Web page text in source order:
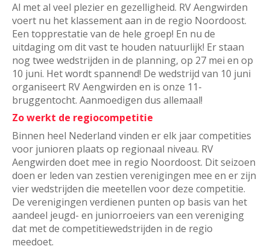
Al met al veel plezier en gezelligheid. RV Aengwirden
voert nu het klassement aan in de regio Noordoost.
Een topprestatie van de hele groep! En nu de
uitdaging om dit vast te houden natuurlijk! Er staan
nog twee wedstrijden in de planning, op 27 mei en op
10 juni. Het wordt spannend! De wedstrijd van 10 juni
organiseert RV Aengwirden en is onze 11-
bruggentocht. Aanmoedigen dus allemaal!
Zo werkt de regiocompetitie
Binnen heel Nederland vinden er elk jaar competities
voor junioren plaats op regionaal niveau. RV
Aengwirden doet mee in regio Noordoost. Dit seizoen
doen er leden van zestien verenigingen mee en er zijn
vier wedstrijden die meetellen voor deze competitie.
De verenigingen verdienen punten op basis van het
aandeel jeugd- en juniorroeiers van een vereniging
dat met de competitiewedstrijden in de regio
meedoet.